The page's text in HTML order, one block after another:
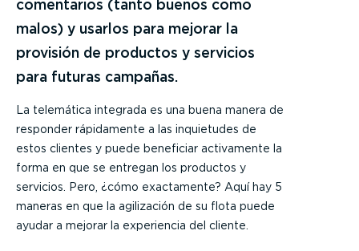
comentarios (tanto buenos como
malos) y usarlos para mejorar la
provisión de productos y servicios
para futuras campañas.
La telemática integrada es una buena manera de
responder rápidamente a las inquietudes de
estos clientes y puede beneficiar activamente la
forma en que se entregan los productos y
servicios. Pero, ¿cómo exactamente? Aquí hay 5
maneras en que la agilización de su flota puede
ayudar a mejorar la experiencia del cliente.